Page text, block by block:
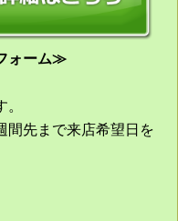
ォーム≫
間先まで来店希望日を